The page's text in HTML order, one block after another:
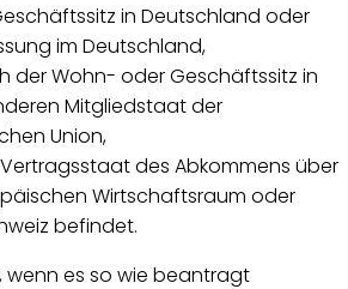
in Deutschland oder
im Deutschland,
der Wohn- oder Geschäftssitz in
Mitgliedstaat der
Union,
des Abkommens über
Wirtschaftsraum oder
befindet.
wenn es so wie beantragt